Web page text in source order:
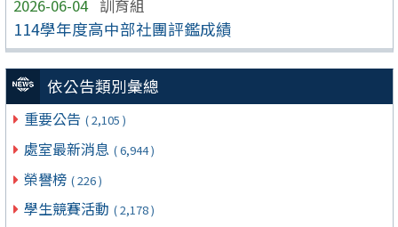
2026-06-04 訓育組
114學年度高中部社團評鑑成績
依公告類別彙總
重要公告 ( 2,105 )
處室最新消息 ( 6,944 )
榮譽榜 ( 226 )
學生競賽活動 ( 2,178 )